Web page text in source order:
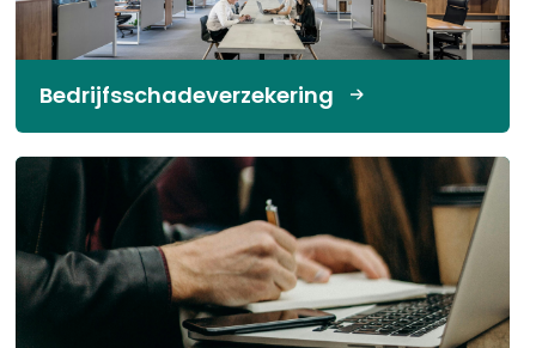
Bedrijfsschadeverzekering